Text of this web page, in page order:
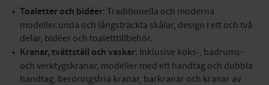
Toaletter och bidéer: Traditionella och moderna
modeller.unda och långsträckta skålar, design i ett och två
delar, bidéer och toaletttillbehör.
Kranar, tvättställ och vaskar: Inklusive köks-, badrums-
och verktygskranar, modeller med ett handtag och dubbla
handtag, beröringsfria kranar, barkranar och kranar av